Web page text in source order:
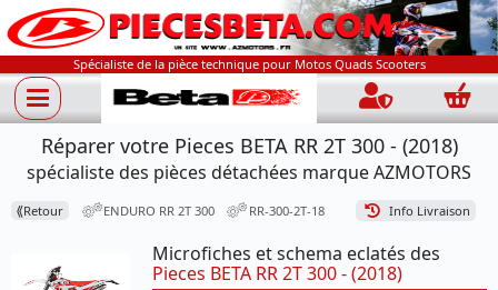
Spécialiste de la pièce technique pour Motos Quads Scooters
Connection
Réparer votre Pieces BETA RR 2T 300 - (2018)
spécialiste des pièces détachées marque AZMOTORS
⟪Retour ENDURO RR 2T 300 RR-300-2T-18 Info Livraison
Microfiches et schema eclatés des
Pieces BETA RR 2T 300 - (2018)